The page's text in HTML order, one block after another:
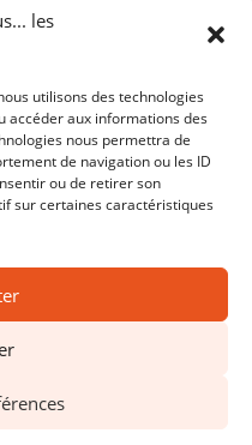
les
utilisons des technologies
accéder aux informations des
nous permettra de
de navigation ou les ID
ou de retirer son
sur certaines caractéristiques